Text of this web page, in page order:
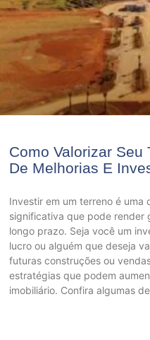
Como Valorizar Seu
De Melhorias E
Investir em um terreno é uma
significativa que pode render
longo prazo. Seja você um
lucro ou alguém que deseja
futuras construções ou
estratégias que podem
imobiliário. Confira algumas